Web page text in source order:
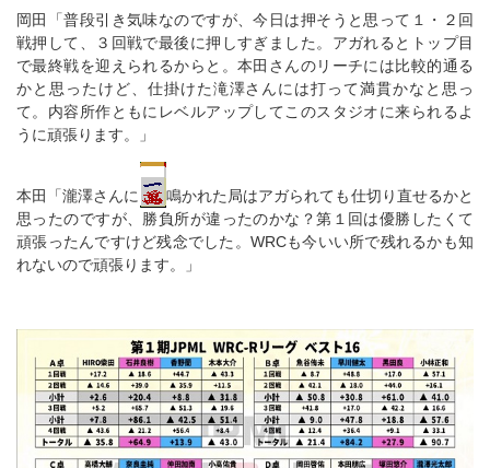
岡田「普段引き気味なのですが、今日は押そうと思って１・２回
戦押して、３回戦で最後に押しすぎました。アガれるとトップ目
で最終戦を迎えられるからと。本田さんのリーチには比較的通る
かと思ったけど、仕掛けた滝澤さんには打って満貫かなと思っ
て。内容所作ともにレベルアップしてこのスタジオに来られるよ
うに頑張ります。」
本田「瀧澤さんに
鳴かれた局はアガられても仕切り直せるかと
思ったのですが、勝負所が違ったのかな？第１回は優勝したくて
頑張ったんですけど残念でした。WRCも今いい所で残れるかも知
れないので頑張ります。」